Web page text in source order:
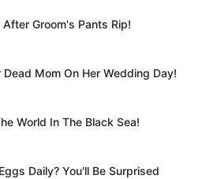
Groom's Pants Rip!
Mom On Her Wedding Day!
World In The Black Sea!
Daily? You'll Be Surprised